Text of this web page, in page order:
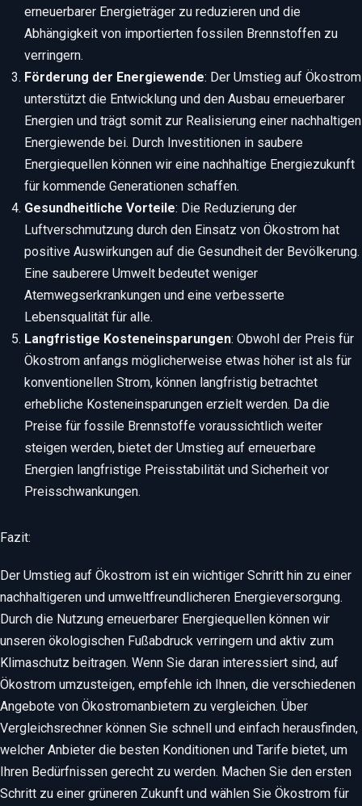
erneuerbarer Energieträger zu reduzieren und die
Abhängigkeit von importierten fossilen Brennstoffen zu
verringern.
Förderung der Energiewende: Der Umstieg auf Ökostrom
unterstützt die Entwicklung und den Ausbau erneuerbarer
Energien und trägt somit zur Realisierung einer nachhaltigen
Energiewende bei. Durch Investitionen in saubere
Energiequellen können wir eine nachhaltige Energiezukunft
für kommende Generationen schaffen.
Gesundheitliche Vorteile: Die Reduzierung der
Luftverschmutzung durch den Einsatz von Ökostrom hat
positive Auswirkungen auf die Gesundheit der Bevölkerung.
Eine sauberere Umwelt bedeutet weniger
Atemwegserkrankungen und eine verbesserte
Lebensqualität für alle.
Langfristige Kosteneinsparungen: Obwohl der Preis für
Ökostrom anfangs möglicherweise etwas höher ist als für
konventionellen Strom, können langfristig betrachtet
erhebliche Kosteneinsparungen erzielt werden. Da die
Preise für fossile Brennstoffe voraussichtlich weiter
steigen werden, bietet der Umstieg auf erneuerbare
Energien langfristige Preisstabilität und Sicherheit vor
Preisschwankungen.
Fazit:
Der Umstieg auf Ökostrom ist ein wichtiger Schritt hin zu einer
nachhaltigeren und umweltfreundlicheren Energieversorgung.
Durch die Nutzung erneuerbarer Energiequellen können wir
unseren ökologischen Fußabdruck verringern und aktiv zum
Klimaschutz beitragen. Wenn Sie daran interessiert sind, auf
Ökostrom umzusteigen, empfehle ich Ihnen, die verschiedenen
Angebote von Ökostromanbietern zu vergleichen. Über
Vergleichsrechner können Sie schnell und einfach herausfinden,
welcher Anbieter die besten Konditionen und Tarife bietet, um
Ihren Bedürfnissen gerecht zu werden. Machen Sie den ersten
Schritt zu einer grüneren Zukunft und wählen Sie Ökostrom für